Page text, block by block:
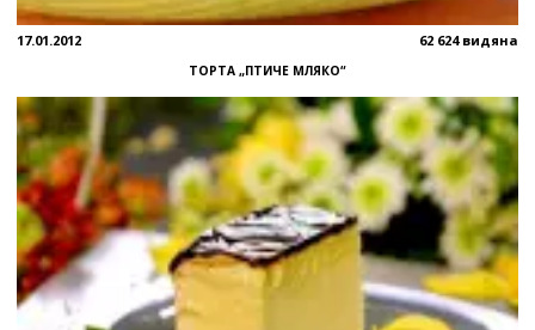
17.01.2012 62 624 видяна
ТОРТА „ПТИЧЕ МЛЯКО“